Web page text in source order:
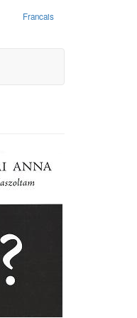
Francais